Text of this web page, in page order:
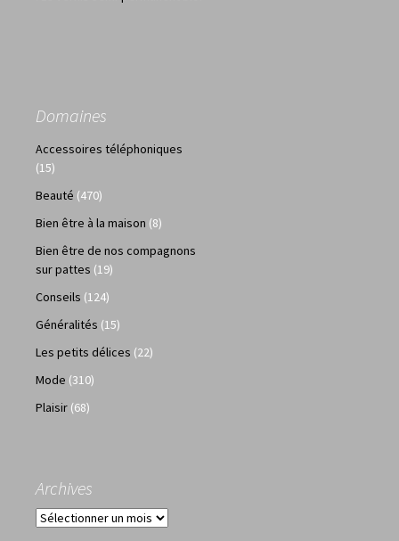
Domaines
Accessoires téléphoniques
(15)
Beauté (470)
Bien être à la maison (8)
Bien être de nos compagnons
sur pattes (19)
Conseils (124)
Généralités (15)
Les petits délices (22)
Mode (310)
Plaisir (68)
Archives
Archives